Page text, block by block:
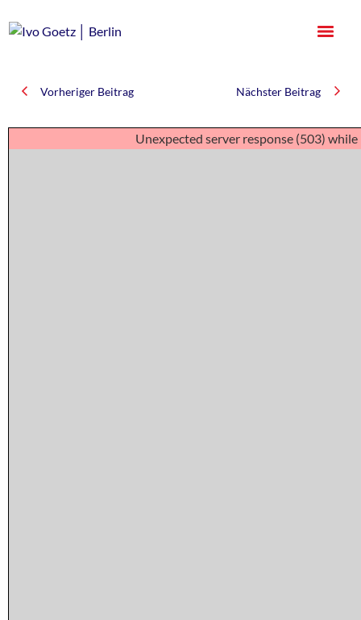
Vorheriger Beitrag Nächster Beitrag
Unexpected server response (503)